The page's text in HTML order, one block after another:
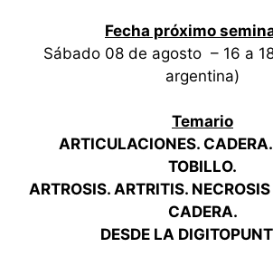
Fecha próximo
Sábado 08 de agosto – 16 a
argentina)
Temario
ARTICULACIONES.
TOBILLO.
ARTROSIS. ARTRITIS.
CADERA.
DESDE LA